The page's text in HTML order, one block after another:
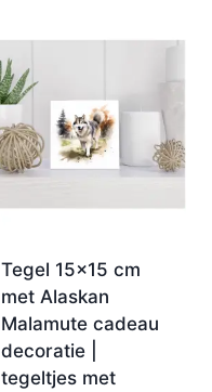
Tegel 15×15 cm
met Alaskan
Malamute cadeau
decoratie |
tegeltjes met